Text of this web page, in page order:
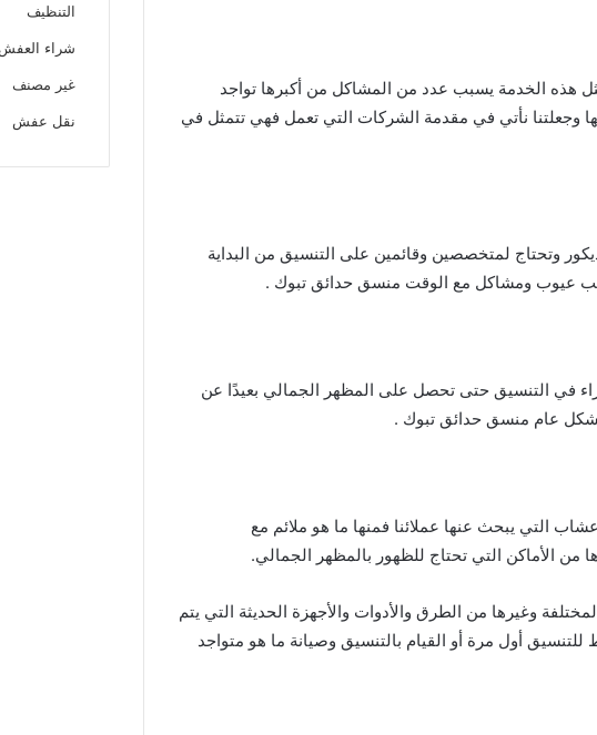
هذه الخدمة يسبب عدد من المشاكل من أكبرها تواجد
وجعلتنا نأتي في مقدمة الشركات التي تعمل فهي تتمثل في
وتحتاج لمتخصصين وقائمين على التنسيق من البداية
عيوب ومشاكل مع الوقت منسق حدائق تبوك .
في التنسيق حتى تحصل على المظهر الجمالي بعيدًا عن
بشكل عام منسق حدائق تبوك .
التي يبحث عنها عملائنا فمنها ما هو ملائم مع
من الأماكن التي تحتاج للظهور بالمظهر الجمالي.
وغيرها من الطرق والأدوات والأجهزة الحديثة التي يتم
للتنسيق أول مرة أو القيام بالتنسيق وصيانة ما هو متواجد
التنظيف
شراء العفش
غير مصنف
نقل عفش